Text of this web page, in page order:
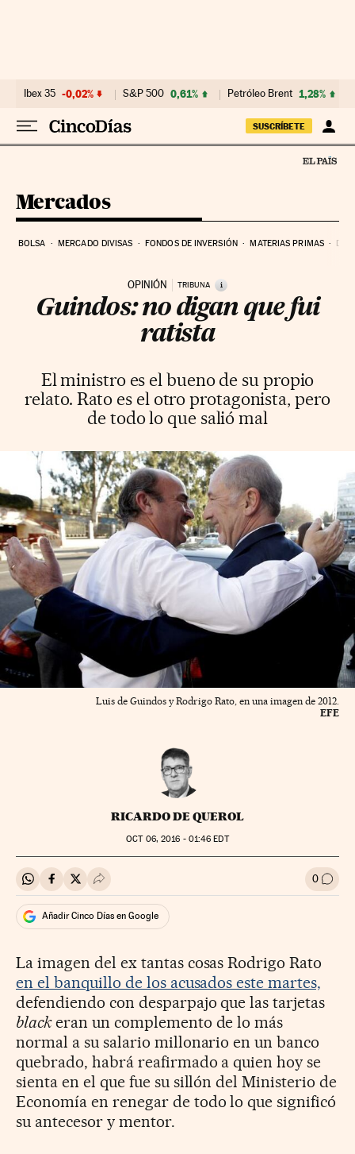
Ibex 35 -0,02% S&P 500 0,61% Petróleo Brent 1,28%
SUSCRÍBETE
Mercados
BOLSA MERCADO DIVISAS FONDOS DE INVERSIÓN MATERIAS PRIMAS
OPINIÓN TRIBUNA i
Guindos: no digan que fui
ratista
El ministro es el bueno de su propio
relato. Rato es el otro protagonista, pero
de todo lo que salió mal
Luis de Guindos y Rodrigo Rato, en una imagen de 2012.
EFE
RICARDO DE QUEROL
OCT06, 2016 - 01:46 EDT
Compartir en Whatsapp
Compartir en Facebook
Compartir en Twitter
Desplegar Redes Sociales 0 Ir a
Añadir Cinco Días en Google
La imagen del ex tantas cosas Rodrigo Rato
en el banquillo de los acusados este martes,
defendiendo con desparpajo que las tarjetas
blackeran un complemento de lo más
normal a su salario millonario en un banco
quebrado, habrá reafirmado a quien hoy se
sienta en el que fue su sillón del Ministerio de
Economía en renegar de todo lo que significó
su antecesor y mentor.